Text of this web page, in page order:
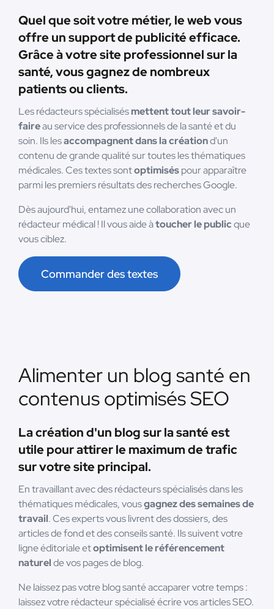
Quel que soit votre métier, le web vous
offre un support de publicité efficace.
Grâce à votre site professionnel sur la
santé, vous gagnez de nombreux
patients ou clients.
Les rédacteurs spécialisésmettent tout leur savoir-
faireau service des professionnels de la santé et du
soin. Ils lesaccompagnent dans la créationd'un
contenu de grande qualité sur toutes les thématiques
médicales. Ces textes sontoptimiséspour apparaître
parmi les premiers résultats des recherches Google.
Dès aujourd'hui, entamez une collaboration avec un
rédacteur médical ! Il vous aide àtoucher le publicque
vous ciblez.
Commander des textes
Alimenter un blog santé en
contenus optimisés SEO
La création d'un blog sur la santé est
utile pour attirer le maximum de trafic
sur votre site principal.
En travaillant avec des rédacteurs spécialisés dans les
thématiques médicales, vousgagnez des semaines de
travail. Ces experts vous livrent des dossiers, des
articles de fond et des conseils santé. Ils suivent votre
ligne éditoriale etoptimisent le référencement
naturelde vos pages de blog.
Ne laissez pas votre blog santé accaparer votre temps :
laissez votre rédacteur spécialisé écrire vos articles SEO.